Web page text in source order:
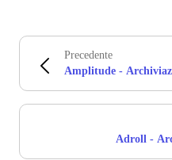
Precedente
Amplitude -
Adroll -